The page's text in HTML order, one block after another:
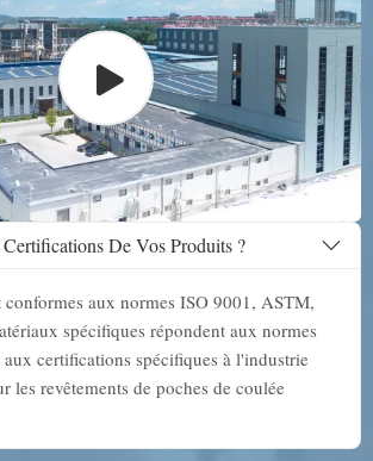
De Vos Produits ?
aux normes ISO 9001, ASTM,
spécifiques répondent aux normes
certifications spécifiques à l'industrie
les revêtements de poches de coulée